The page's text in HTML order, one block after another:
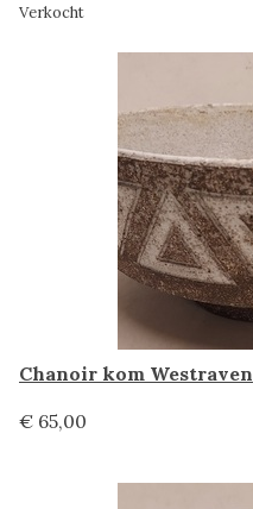
Verkocht
Chanoir kom Westraven
€ 65,00